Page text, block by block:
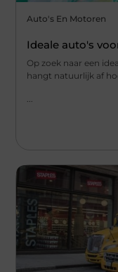
Auto's En Motoren
Ideale auto's
Op zoek naar een
hangt natuurlijk af